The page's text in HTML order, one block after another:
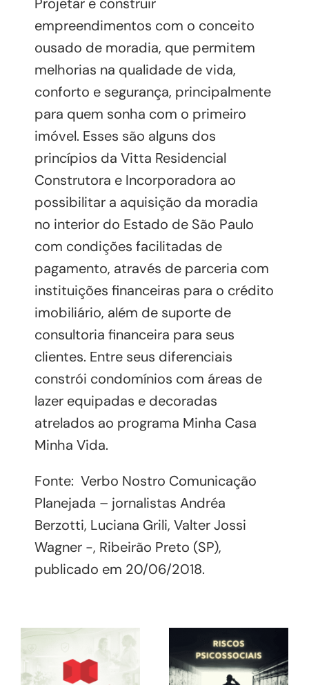
empreendimentos com o conceito
ousado de moradia, que permitem
melhorias na qualidade de vida,
conforto e segurança, principalmente
para quem sonha com o primeiro
imóvel. Esses são alguns dos
princípios da Vitta Residencial
Construtora e Incorporadora ao
possibilitar a aquisição da moradia
no interior do Estado de São Paulo
com condições facilitadas de
pagamento, através de parceria com
instituições financeiras para o crédito
imobiliário, além de suporte de
consultoria financeira para seus
clientes. Entre seus diferenciais
constrói condomínios com áreas de
lazer equipadas e decoradas
atrelados ao programa Minha Casa
Minha Vida.
Fonte: Verbo Nostro Comunicação
Planejada – jornalistas Andréa
Berzotti, Luciana Grili, Valter Jossi
Wagner -, Ribeirão Preto (SP),
publicado em 20/06/2018.